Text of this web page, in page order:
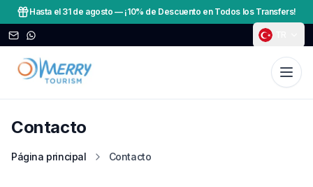
Hasta el 31 de agosto — ¡10% de Descuento en Todos los Transfers!
Contacto
Página principal Contacto